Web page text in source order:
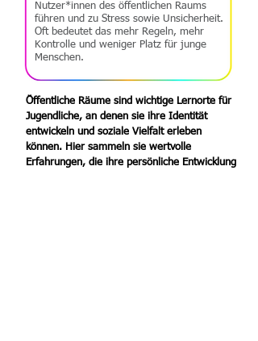
Nutzer*innen des öffentlichen Raums
führen und zu Stress sowie Unsicherheit.
Oft bedeutet das mehr Regeln, mehr
Kontrolle und weniger Platz für junge
Menschen.
Öffentliche Räume sind wichtige Lernorte für
Jugendliche, an denen sie ihre Identität
entwickeln und soziale Vielfalt erleben
können. Hier sammeln sie wertvolle
Erfahrungen, die ihre persönliche Entwicklung